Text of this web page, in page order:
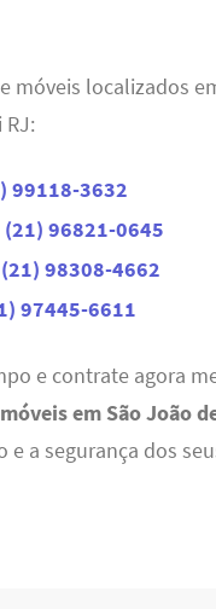
móveis localizados
99118-3632
(21) 96821-0645
(21) 98308-4662
97445-6611
e contrate agora
em São João
e a segurança dos